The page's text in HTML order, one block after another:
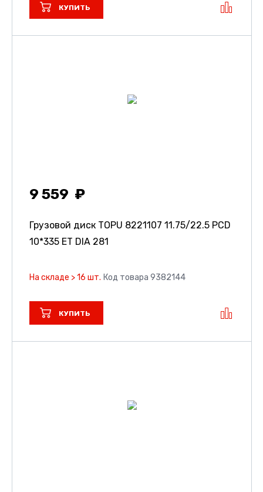
КУПИТЬ
9 559
Грузовой диск TOPU 8221107 11.75/22.5 PCD
10*335 ET DIA 281
На складе > 16 шт. Код товара 9382144
КУПИТЬ